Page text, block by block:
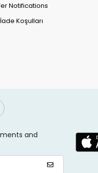
Notifications
Koşulları
and